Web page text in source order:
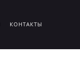
КОНТАКТЫ